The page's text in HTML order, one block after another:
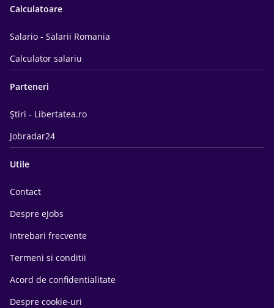
Calculatoare
Salario - Salarii Romania
Calculator salariu
Parteneri
Știri - Libertatea.ro
Jobradar24
Utile
Contact
Despre eJobs
Intrebari frecvente
Termeni si conditii
Acord de confidentialitate
Despre cookie-uri